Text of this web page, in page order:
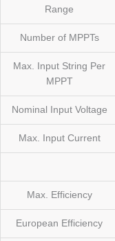
Range
Number of MPPTs
Max. Input String Per
MPPT
Nominal Input Voltage
Max. Input Current
Max. Efficiency
European Efficiency